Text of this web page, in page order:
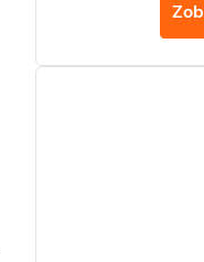
potkanům a